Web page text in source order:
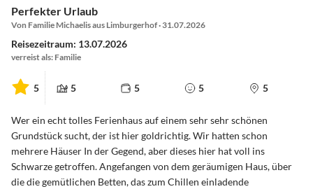
Perfekter Urlaub
Von Familie Michaelis aus Limburgerhof · 31.07.2026
Reisezeitraum: 13.07.2026
verreist als: Familie
5 5 5 5 5
Wer ein echt tolles Ferienhaus auf einem sehr sehr schönen
Grundstück sucht, der ist hier goldrichtig. Wir hatten schon
mehrere Häuser In der Gegend, aber dieses hier hat voll ins
Schwarze getroffen. Angefangen von dem geräumigen Haus, über
die die gemütlichen Betten, das zum Chillen einladende